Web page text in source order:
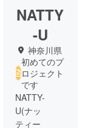
NATTY
-U
神奈川県
初めてのプ
ロジェクト
です
NATTY-
U(ナッ
ティー